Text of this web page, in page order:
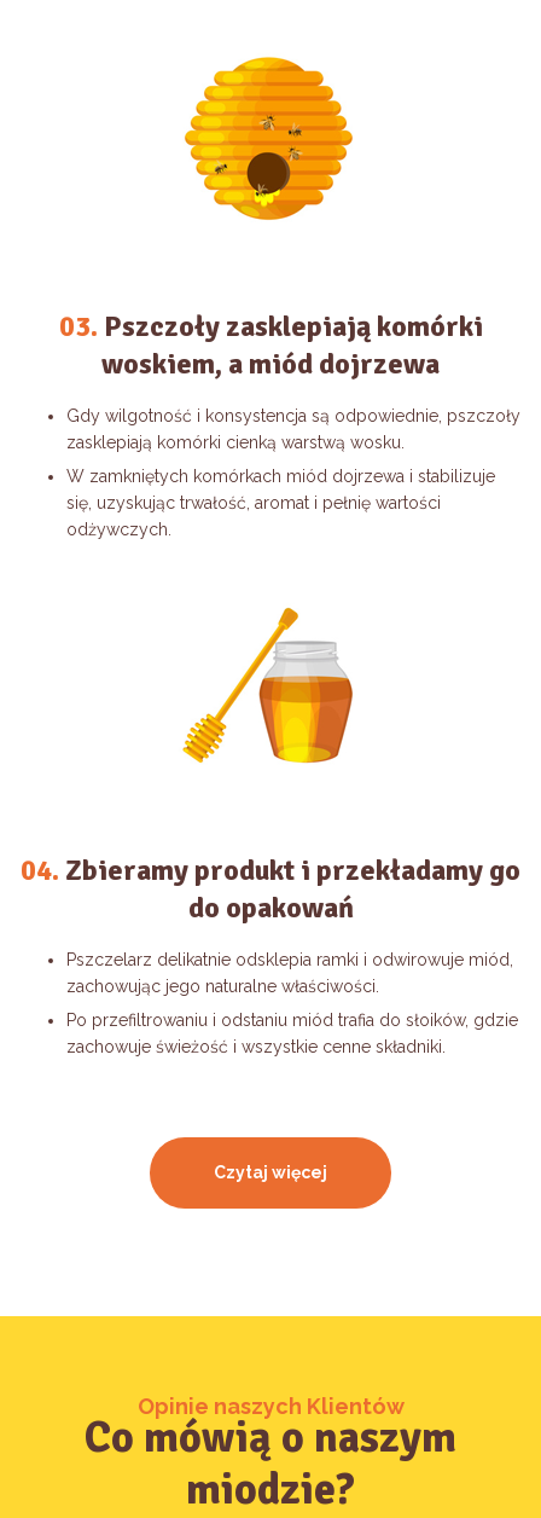
03. Pszczoły zasklepiają komórki
woskiem, a miód dojrzewa
Gdy wilgotność i konsystencja są odpowiednie, pszczoły
zasklepiają komórki cienką warstwą wosku.
W zamkniętych komórkach miód dojrzewa i stabilizuje
się, uzyskując trwałość, aromat i pełnię wartości
odżywczych.
04. Zbieramy produkt i przekładamy go
do opakowań
Pszczelarz delikatnie odsklepia ramki i odwirowuje miód,
zachowując jego naturalne właściwości.
Po przefiltrowaniu i odstaniu miód trafia do słoików, gdzie
zachowuje świeżość i wszystkie cenne składniki.
Czytaj więcej
Opinie naszych Klientów
Co mówią o naszym
miodzie?